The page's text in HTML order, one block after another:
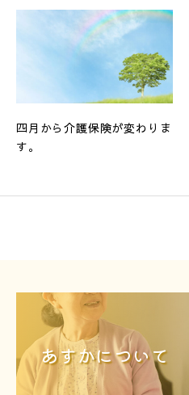
四月から介護保険が変わりま
す。
あすかについて